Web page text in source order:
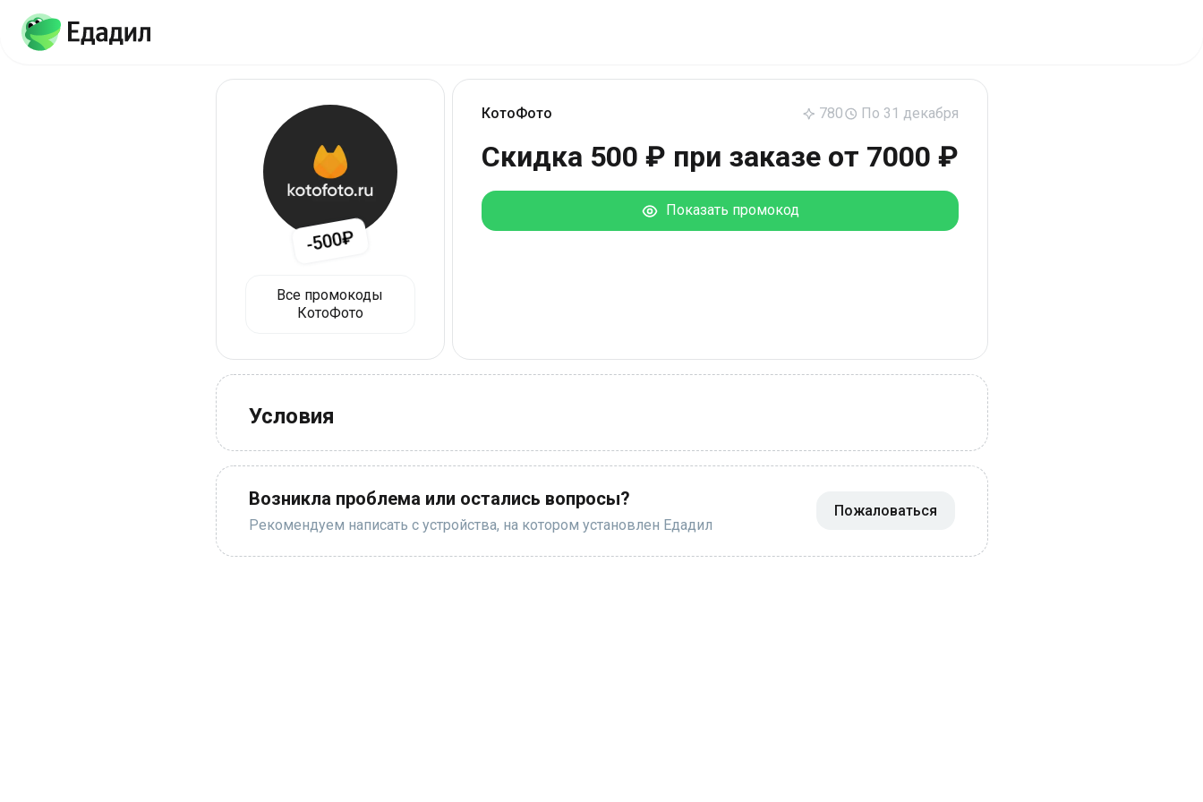
-500₽
Все промокоды
КотоФото
КотоФото 780 По 31 декабря
Скидка 500 ₽ при заказе от 7000 ₽
Показать промокод
Условия
Возникла проблема или остались вопросы?
Рекомендуем написать с устройства, на котором установлен Едадил
Пожаловаться